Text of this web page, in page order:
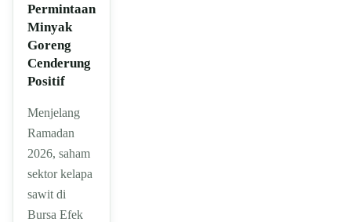
Permintaan
Minyak
Goreng
Cenderung
Positif
Menjelang
Ramadan
2026, saham
sektor kelapa
sawit di
Bursa Efek